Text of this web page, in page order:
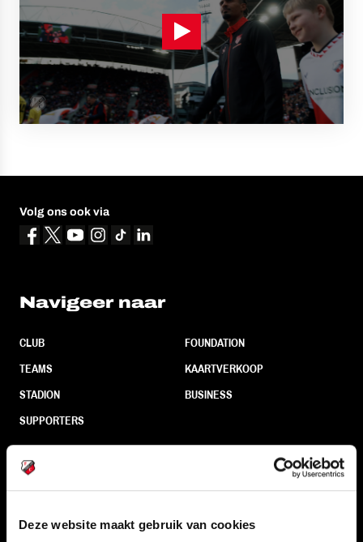
Deze website maakt gebruik van cookies
Volg ons ook via
Navigeer naar
CLUB
TEAMS
STADION
SUPPORTERS
FOUNDATION
KAARTVERKOOP
BUSINESS
Informatie
VEELGESTELDE VRAGEN